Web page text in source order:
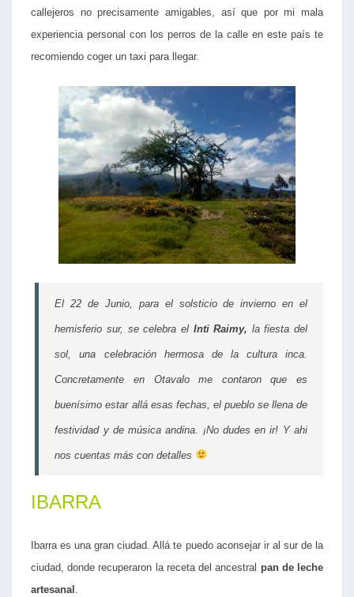
callejeros no precisamente amigables, así que por mi mala
experiencia personal con los perros de la calle en este país te
recomiendo coger un taxi para llegar.
El 22 de Junio, para el solsticio de invierno en el
hemisferio sur, se celebra elInti Raimy, la fiesta del
sol, una celebración hermosa de la cultura inca.
Concretamente en Otavalo me contaron que es
buenísimo estar allá esas fechas, el pueblo se llena de
festividad y de música andina. ¡No dudes en ir! Y ahi
nos cuentas más con detalles
IBARRA
Ibarra es una gran ciudad. Allá te puedo aconsejar ir al sur de la
ciudad, donde recuperaron la receta del ancestral pan de leche
artesanal .